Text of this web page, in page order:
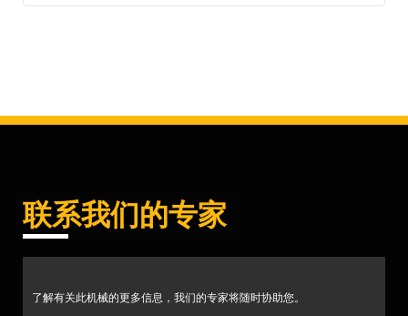
联系我们的专家
了解有关此机械的更多信息，我们的专家将随时协助您。